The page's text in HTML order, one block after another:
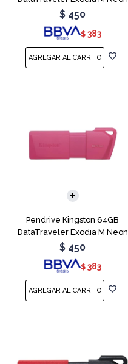
Blue
$ 450
$ 383
Pendrive Kingston 64GB
DataTraveler Exodia M Neon
Pink
$ 450
$ 383